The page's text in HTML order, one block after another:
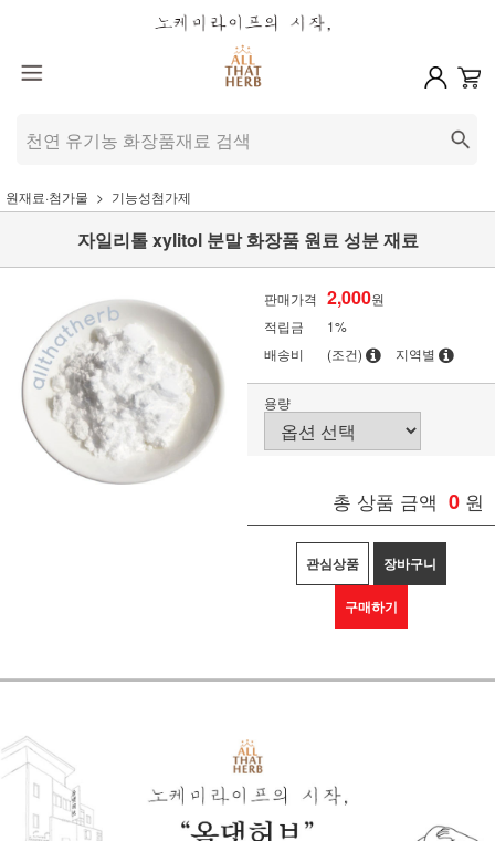
원재료·첨가물 기능성첨가제
자일리톨 xylitol 분말 화장품 원료 성분 재료
판매가격 2,000원
적립금
1%
배송비
(조건) 지역별
용량
총 상품 금액 0 원
관심상품 장바구니
구매하기